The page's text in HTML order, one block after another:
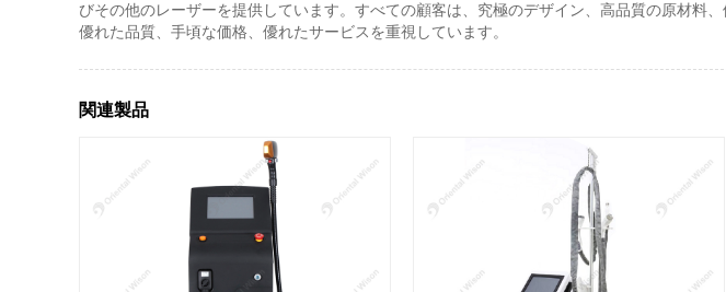
びその他のレーザーを提供しています。すべての顧客は、究極のデザイン、高品質の原材料
優れた品質、手頃な価格、優れたサービスを重視しています。
関連製品